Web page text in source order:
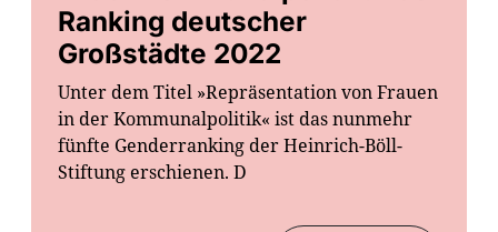
Ranking deutscher
Großstädte 2022
Unter dem Titel »Repräsentation von Frauen
in der Kommunalpolitik« ist das nunmehr
fünfte Genderranking der Heinrich-Böll-
Stiftung erschienen. D